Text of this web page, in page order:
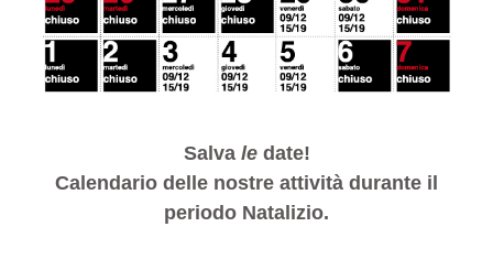
Salva ledate!
Calendario delle nostre attività durante il
periodo Natalizio.